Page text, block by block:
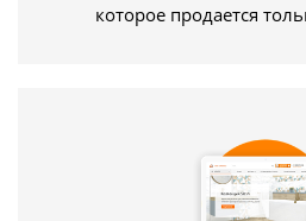
которое продается